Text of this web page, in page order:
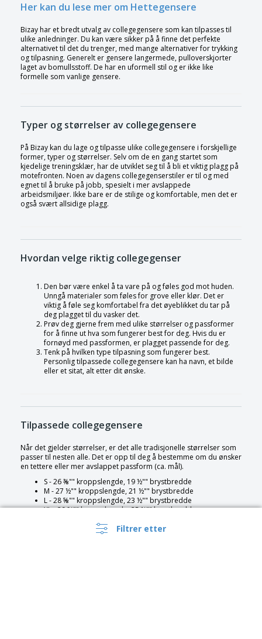
Filtrer etter
Her kan du lese mer om Hettegensere
Bizay har et bredt utvalg av collegegensere som kan tilpasses til
ulike anledninger. Du kan være sikker på å finne det perfekte
alternativet til det du trenger, med mange alternativer for trykking
og tilpasning. Generelt er gensere langermede, pulloverskjorter
laget av bomullsstoff. De har en uformell stil og er ikke like
formelle som vanlige gensere.
Typer og størrelser av collegegensere
På Bizay kan du lage og tilpasse ulike collegegensere i forskjellige
former, typer og størrelser. Selv om de en gang startet som
kjedelige treningsklær, har de utviklet seg til å bli et viktig plagg på
motefronten. Noen av dagens collegegenserstiler er til og med
egnet til å bruke på jobb, spesielt i mer avslappede
arbeidsmiljøer. Ikke bare er de stilige og komfortable, men det er
også svært allsidige plagg.
Hvordan velge riktig collegegenser
Den bør være enkel å ta vare på og føles god mot huden.
Unngå materialer som føles for grove eller klør. Det er
viktig å føle seg komfortabel fra det øyeblikket du tar på
deg plagget til du vasker det.
Prøv deg gjerne frem med ulike størrelser og passformer
for å finne ut hva som fungerer best for deg. Hvis du er
fornøyd med passformen, er plagget passende for deg.
Tenk på hvilken type tilpasning som fungerer best.
Personlig tilpassede collegegensere kan ha navn, et bilde
eller et sitat, alt etter dit ønske.
Tilpassede collegegensere
Når det gjelder størrelser, er det alle tradisjonelle størrelser som
passer til nesten alle. Det er opp til deg å bestemme om du ønsker
en tettere eller mer avslappet passform (ca. mål).
S - 26 ⅜"" kroppslengde, 19 ½"" brystbredde
M - 27 ½"" kroppslengde, 21 ½"" brystbredde
L - 28 ⅝"" kroppslengde, 23 ½"" brystbredde
XL - 29 ¾"" kroppslengde, 25 ½"" brystbredde